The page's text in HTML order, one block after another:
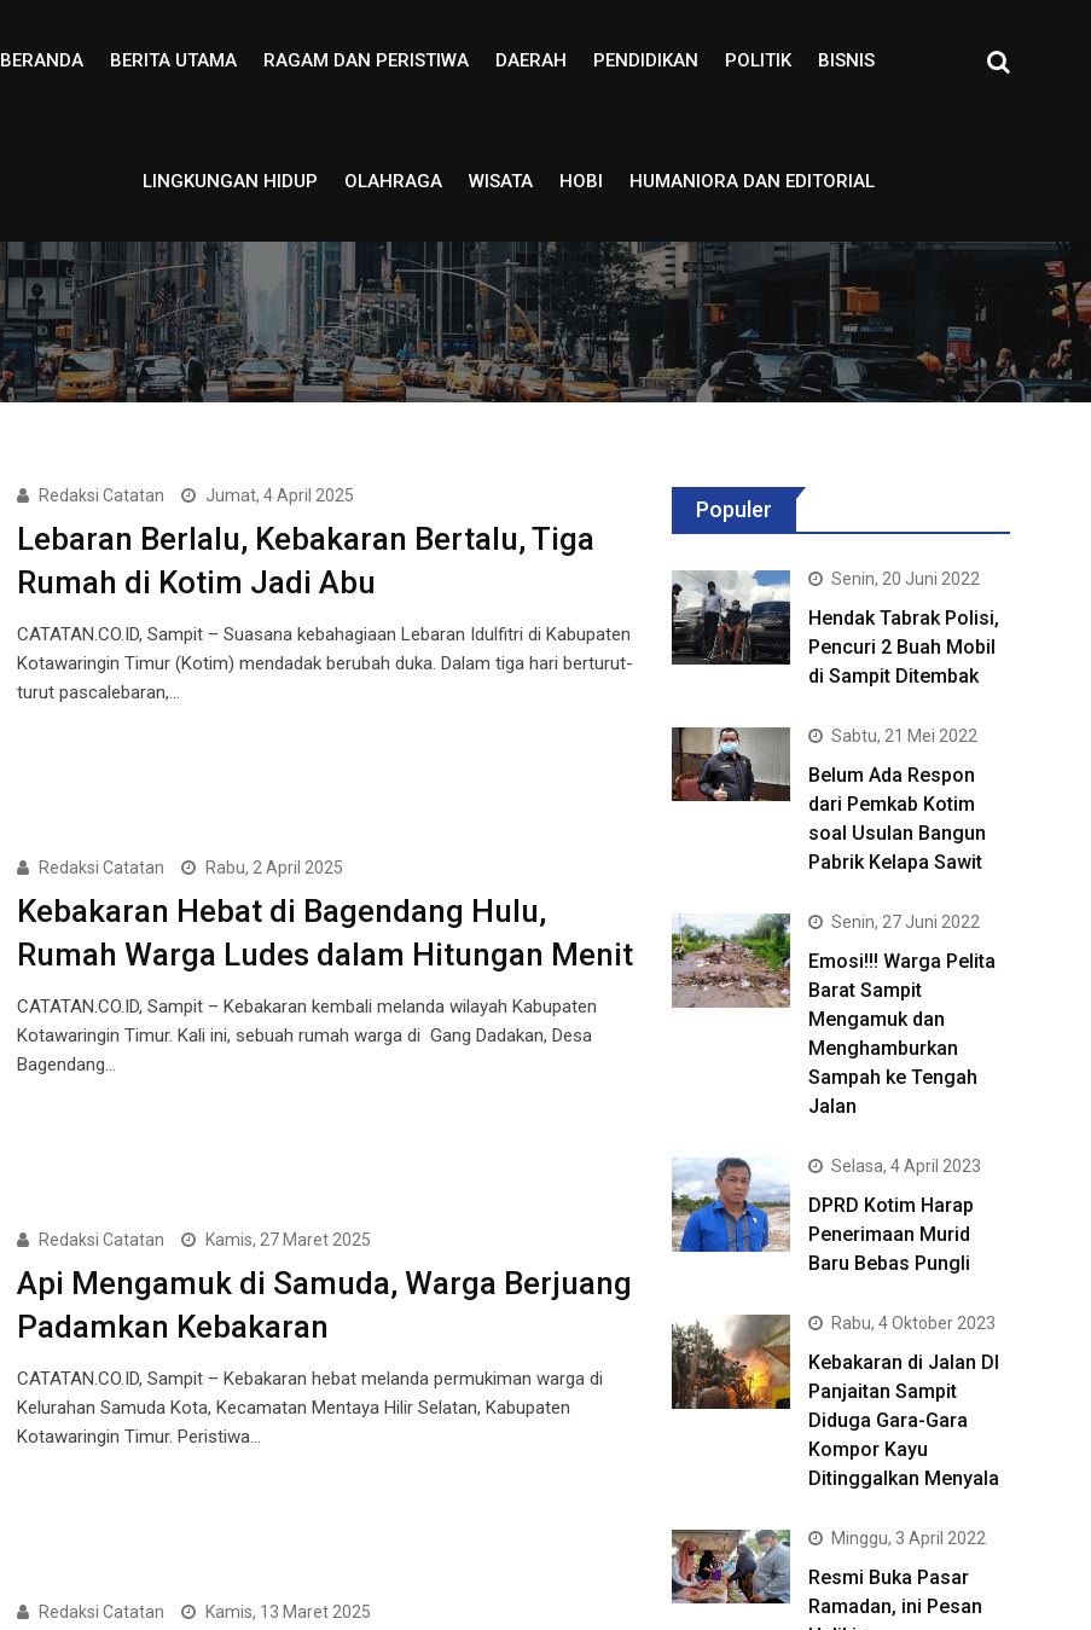
BERANDA BERITA UTAMA RAGAM DAN PERISTIWA DAERAH PENDIDIKAN POLITIK BISNIS
LINGKUNGAN HIDUP OLAHRAGA WISATA HOBI HUMANIORA DAN EDITORIAL
Redaksi Catatan Jumat, 4 April 2025
Lebaran Berlalu, Kebakaran Bertalu, Tiga
Rumah di Kotim Jadi Abu
CATATAN.CO.ID, Sampit – Suasana kebahagiaan Lebaran Idulfitri di Kabupaten
Kotawaringin Timur (Kotim) mendadak berubah duka. Dalam tiga hari berturut-
turut pascalebaran,…
Redaksi Catatan Rabu, 2 April 2025
Kebakaran Hebat di Bagendang Hulu,
Rumah Warga Ludes dalam Hitungan Menit
CATATAN.CO.ID, Sampit – Kebakaran kembali melanda wilayah Kabupaten
Kotawaringin Timur. Kali ini, sebuah rumah warga di Gang Dadakan, Desa
Bagendang…
Redaksi Catatan Kamis, 27 Maret 2025
Api Mengamuk di Samuda, Warga Berjuang
Padamkan Kebakaran
CATATAN.CO.ID, Sampit – Kebakaran hebat melanda permukiman warga di
Kelurahan Samuda Kota, Kecamatan Mentaya Hilir Selatan, Kabupaten
Kotawaringin Timur. Peristiwa…
Redaksi Catatan Kamis, 13 Maret 2025
Populer
Senin, 20 Juni 2022
Hendak Tabrak Polisi,
Pencuri 2 Buah Mobil
di Sampit Ditembak
Sabtu, 21 Mei 2022
Belum Ada Respon
dari Pemkab Kotim
soal Usulan Bangun
Pabrik Kelapa Sawit
Senin, 27 Juni 2022
Emosi!!! Warga Pelita
Barat Sampit
Mengamuk dan
Menghamburkan
Sampah ke Tengah
Jalan
Selasa, 4 April 2023
DPRD Kotim Harap
Penerimaan Murid
Baru Bebas Pungli
Rabu, 4 Oktober 2023
Kebakaran di Jalan DI
Panjaitan Sampit
Diduga Gara-Gara
Kompor Kayu
Ditinggalkan Menyala
Minggu, 3 April 2022
Resmi Buka Pasar
Ramadan, ini Pesan